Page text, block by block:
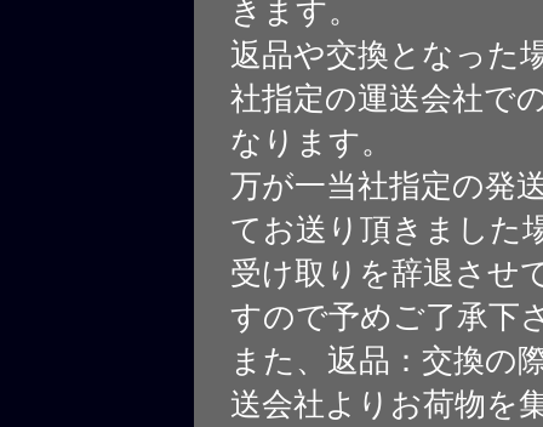
きます。
返品や交換となった
社指定の運送会社で
なります。
万が一当社指定の発
てお送り頂きました
受け取りを辞退させ
すので予めご了承下
また、返品：交換の
送会社よりお荷物を